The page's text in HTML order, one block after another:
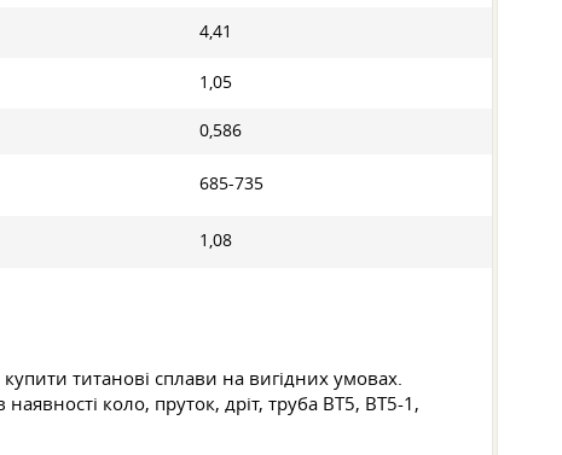
4,41
1,05
0,586
685-735
1,08
титанові сплави на вигідних умовах.
коло, пруток, дріт, труба ВТ5, ВТ5-1,